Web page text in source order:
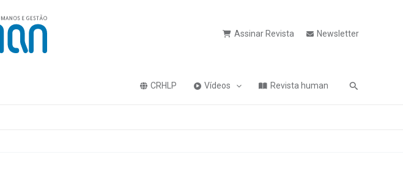
Assinar Revista Newsletter
CRHLP Vídeos Revista human Pesquisa